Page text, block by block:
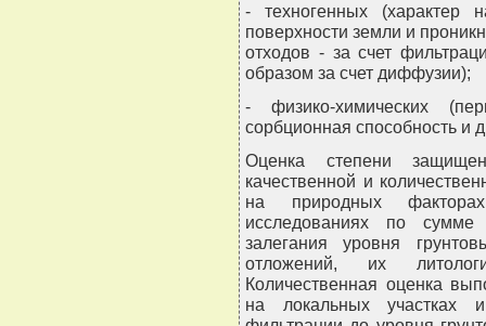
- техногенных (характер
поверхности земли и
отходов - за счет
образом за счет диффузии);
- физико-химических
сорбционная способность и
Оценка степени
качественной и
на природных
исследованиях по сумме
залегания уровня
отложений, их
Количественная оценка
на локальных участках